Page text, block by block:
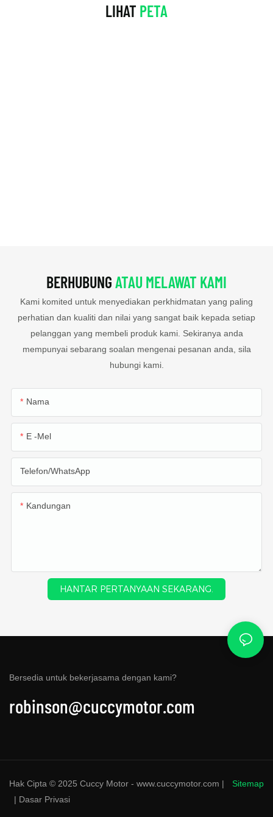
LIHAT PETA
BERHUBUNGATAU MELAWAT KAMI
Kami komited untuk menyediakan perkhidmatan yang paling
perhatian dan kualiti dan nilai yang sangat baik kepada setiap
pelanggan yang membeli produk kami. Sekiranya anda
mempunyai sebarang soalan mengenai pesanan anda, sila
hubungi kami.
Nama
E -mel
Telefon/WhatsApp
Kandungan
HANTAR PERTANYAAN SEKARANG.
Bersedia untuk bekerjasama dengan kami?
robinson@cuccymotor.com
Hak Cipta © 2025 Cuccy Motor - www.cuccymotor.com |
Sitemap
| Dasar Privasi